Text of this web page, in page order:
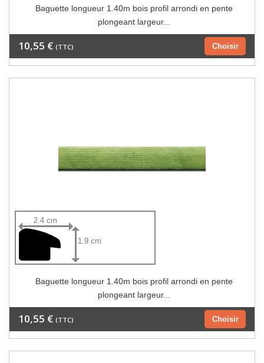
Baguette longueur 1.40m bois profil arrondi en pente
plongeant largeur...
Choisir
10,55 € (TTC)
2.4 cm
1.9 cm
Baguette longueur 1.40m bois profil arrondi en pente
plongeant largeur...
Choisir
10,55 € (TTC)